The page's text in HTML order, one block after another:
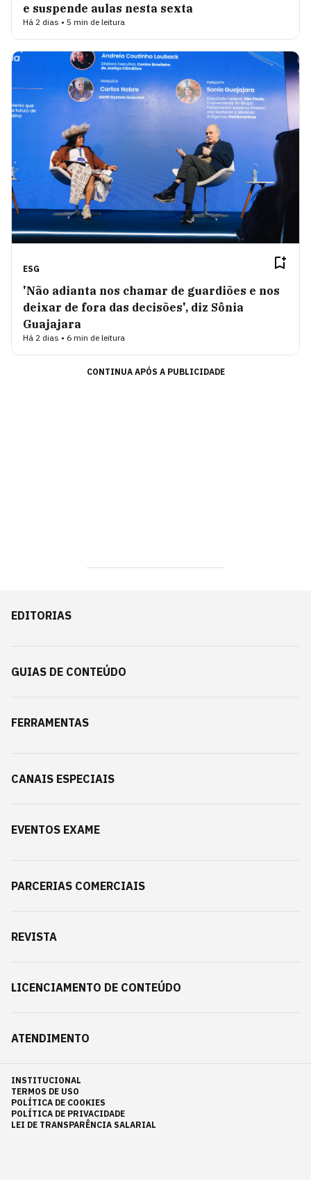
e suspende aulas nesta sexta
Há 2 dias • 5 min de leitura
ESG
'Não adianta nos chamar de guardiões e nos
deixar de fora das decisões', diz Sônia
Guajajara
Há 2 dias • 6 min de leitura
CONTINUA APÓS A PUBLICIDADE
EDITORIAS
GUIAS DE CONTEÚDO
FERRAMENTAS
CANAIS ESPECIAIS
EVENTOS EXAME
PARCERIAS COMERCIAIS
REVISTA
LICENCIAMENTO DE CONTEÚDO
ATENDIMENTO
INSTITUCIONAL
TERMOS DE USO
POLÍTICA DE COOKIES
POLÍTICA DE PRIVACIDADE
LEI DE TRANSPARÊNCIA SALARIAL